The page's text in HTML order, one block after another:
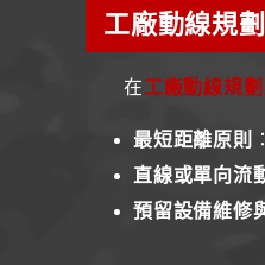
工廠動線規
在工廠動線規劃
最短距離原則
直線或單向流
預留設備維修